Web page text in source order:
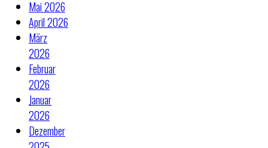
Mai 2026
April 2026
März
2026
Februar
2026
Januar
2026
Dezember